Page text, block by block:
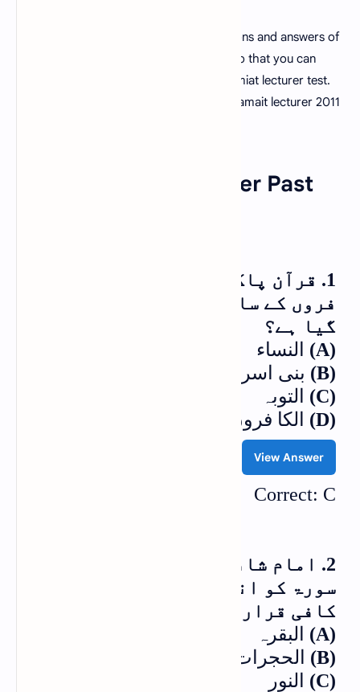
In this post we have shared all the questions and answers of
so that you can
prepare well for the upcoming PPSC Islamiat lecturer test.
All the questions and answers of PPSC islamait lecturer 2011
PPSC Islamiat Lecturer Past
1. قرآن پاک کی کس سورۃ میں کا
فروں کے ساتھ برأت کا اعلان کیا
گیا ہے؟
(A)
النساء
(B)
بنی اسرائیل
(C)
التوبہ
(D)
الکا فرون
View Answer
Correct: C
2. امام شافعیؒ نے قرآن پاک کی کس
سورۃ کو انسانی ہدایت کے لیے
کافی قرار دیا ہے؟
(A)
البقرہ
(B)
الحجرات
(C)
النور